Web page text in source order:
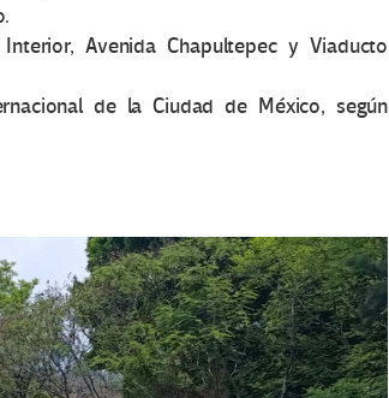
Avenida Chapultepec y Viaducto
de la Ciudad de México, según